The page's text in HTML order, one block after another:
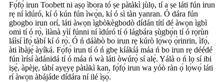
Fọ́fọ́ irun Toobett ni aṣọ ìbora tó ṣe pàtàkì jùlọ, tí a ṣe láti fún irun
rẹ ní ìdúró, kí ó kún fún ìwọ̀n, kí ó sì tàn yanran. Ó dára fún
gbogbo irun orí, láti àwọn ìgbòkègbodò dídán títí dé àwọn ìgbì
omi tí ó rọ̀, ìlànà yìí fúnni ní ìdúró tí ó lágbára ṣùgbọ́n tí ó rọrùn
láìsí ìfọ́ tàbí kí ó rọ̀. Ó ń dáàbò bo irun rẹ kúrò lọ́wọ́ ọ̀rinrin, ìfọ́,
àti ìbàjẹ́ àyíká. Fọ́fọ́ irun tí ó ń gbẹ kíákíá máa ń bo irun rẹ déédé
fún ìrísí àdánidá tí ó máa ń wà láti òwúrọ̀ sí alẹ́. Yálà o ń lọ sí ibi
iṣẹ́, àpèjẹ, tàbí ayẹyẹ pàtàkì kan, fọ́fọ́ irun wa yóò ràn ọ́ lọ́wọ́ láti
rí àwọn àbájáde dídára ní ilé ìṣọ́.